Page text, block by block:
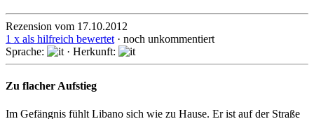
Rezension vom 17.10.2012
1 x als hilfreich bewertet · noch unkommentiert
Sprache:
· Herkunft:
Zu flacher Aufstieg
Im Gefängnis fühlt Libano sich wie zu Hause. Er ist auf der Straße